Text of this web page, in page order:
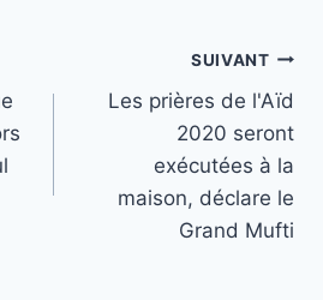
SUIVANT
Les prières de l'Aïd
2020 seront
exécutées à la
maison, déclare le
Grand Mufti